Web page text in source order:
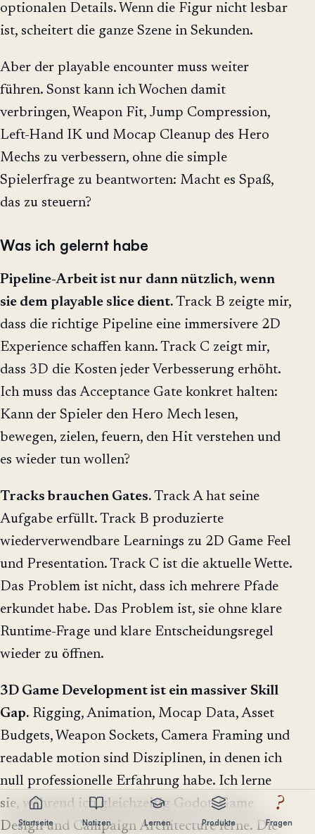
optionalen Details. Wenn die Figur nicht lesbar
ist, scheitert die ganze Szene in Sekunden.
Aber der playable encounter muss weiter
führen. Sonst kann ich Wochen damit
verbringen, Weapon Fit, Jump Compression,
Left-Hand IK und Mocap Cleanup des Hero
Mechs zu verbessern, ohne die simple
Spielerfrage zu beantworten: Macht es Spaß,
das zu steuern?
Was ich gelernt habe
Pipeline-Arbeit ist nur dann nützlich, wenn
sie dem playable slice dient. Track B zeigte mir,
dass die richtige Pipeline eine immersivere 2D
Experience schaffen kann. Track C zeigt mir,
dass 3D die Kosten jeder Verbesserung erhöht.
Ich muss das Acceptance Gate konkret halten:
Kann der Spieler den Hero Mech lesen,
bewegen, zielen, feuern, den Hit verstehen und
es wieder tun wollen?
Tracks brauchen Gates. Track A hat seine
Aufgabe erfüllt. Track B produzierte
wiederverwendbare Learnings zu 2D Game Feel
und Presentation. Track C ist die aktuelle Wette.
Das Problem ist nicht, dass ich mehrere Pfade
erkundet habe. Das Problem ist, sie ohne klare
Runtime-Frage und klare Entscheidungsregel
wieder zu öffnen.
3D Game Development ist ein massiver Skill
Gap. Rigging, Animation, Mocap Data, Asset
Budgets, Weapon Sockets, Camera Framing und
readable motion sind Disziplinen, in denen ich
null professionelle Erfahrung habe. Ich lerne
sie, während ich gleichzeitig Godot, Game
Design und Campaign Architecture lerne. Die
Startseite Notizen Lernen Produkte
?
Fragen